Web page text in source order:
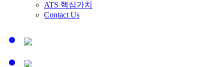
ATS 핵심가치
Contact Us